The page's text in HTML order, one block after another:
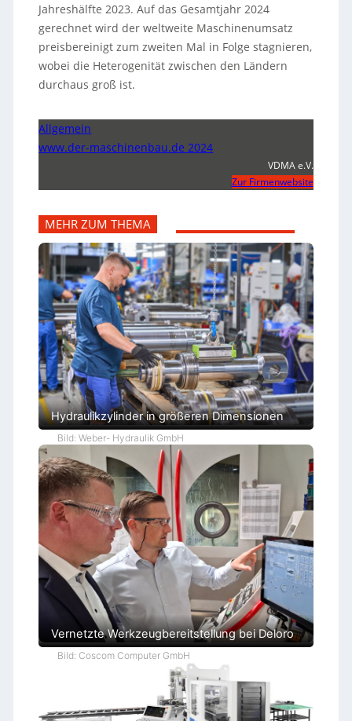
Jahreshälfte 2023. Auf das Gesamtjahr 2024
gerechnet wird der weltweite Maschinenumsatz
preisbereinigt zum zweiten Mal in Folge stagnieren,
wobei die Heterogenität zwischen den Ländern
durchaus groß ist.
Allgemein
www.der-maschinenbau.de 2024
VDMA e.V.
Zur Firmenwebsite
MEHR ZUM THEMA
Hydraulikzylinder in größeren Dimensionen
Bild: Weber- Hydraulik GmbH
Vernetzte Werkzeugbereitstellung bei Deloro
Bild: Coscom Computer GmbH